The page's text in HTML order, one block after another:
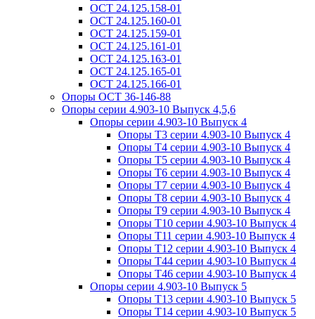
ОСТ 24.125.158-01
ОСТ 24.125.160-01
ОСТ 24.125.159-01
ОСТ 24.125.161-01
ОСТ 24.125.163-01
ОСТ 24.125.165-01
ОСТ 24.125.166-01
Опоры ОСТ 36-146-88
Опоры серии 4.903-10 Выпуск 4,5,6
Опоры серии 4.903-10 Выпуск 4
Опоры Т3 серии 4.903-10 Выпуск 4
Опоры Т4 серии 4.903-10 Выпуск 4
Опоры Т5 серии 4.903-10 Выпуск 4
Опоры Т6 серии 4.903-10 Выпуск 4
Опоры Т7 серии 4.903-10 Выпуск 4
Опоры Т8 серии 4.903-10 Выпуск 4
Опоры Т9 серии 4.903-10 Выпуск 4
Опоры Т10 серии 4.903-10 Выпуск 4
Опоры Т11 серии 4.903-10 Выпуск 4
Опоры Т12 серии 4.903-10 Выпуск 4
Опоры Т44 серии 4.903-10 Выпуск 4
Опоры Т46 серии 4.903-10 Выпуск 4
Опоры серии 4.903-10 Выпуск 5
Опоры Т13 серии 4.903-10 Выпуск 5
Опоры Т14 серии 4.903-10 Выпуск 5